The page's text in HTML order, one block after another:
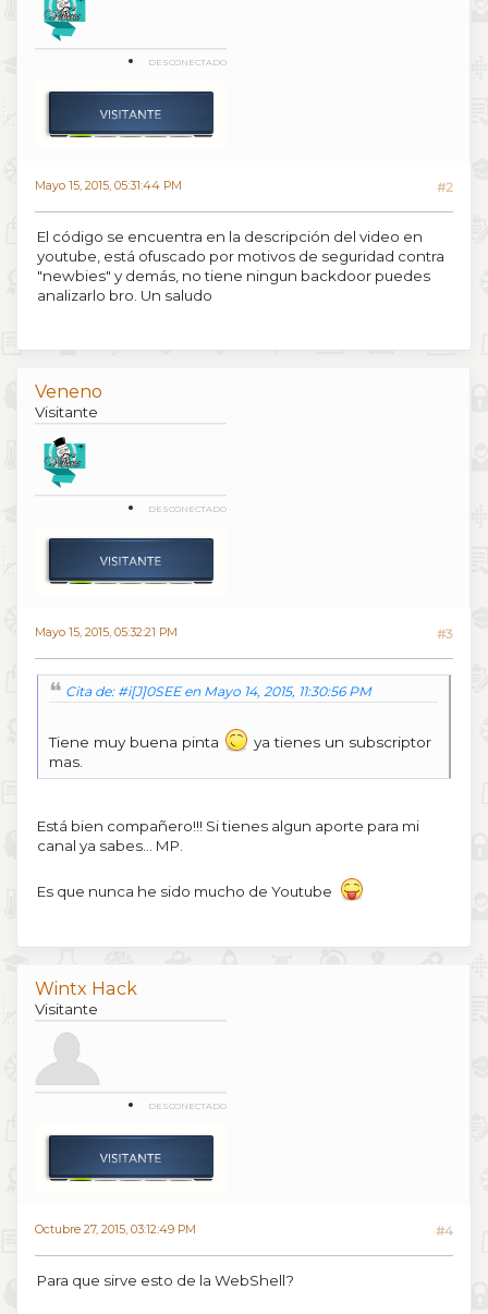
DESCONECTADO
Mayo 15, 2015, 05:31:44 PM #2
El código se encuentra en la descripción del video en
youtube, está ofuscado por motivos de seguridad contra
"newbies" y demás, no tiene ningun backdoor puedes
analizarlo bro. Un saludo
Veneno
Visitante
DESCONECTADO
Mayo 15, 2015, 05:32:21 PM #3
Cita de: #i[J]0SEE en Mayo 14, 2015, 11:30:56 PM
Tiene muy buena pinta
ya tienes un subscriptor
mas.
Está bien compañero!!! Si tienes algun aporte para mi
canal ya sabes... MP.
Es que nunca he sido mucho de Youtube
Wintx Hack
Visitante
DESCONECTADO
Octubre 27, 2015, 03:12:49 PM #4
Para que sirve esto de la WebShell?